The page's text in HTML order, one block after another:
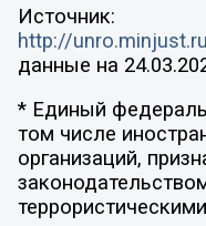
Источник:
http://
данные на
* Единый
том числе
организаций,